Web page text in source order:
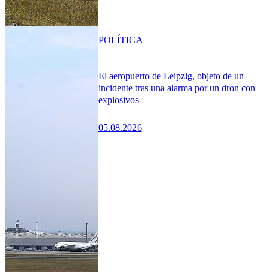
El aeropuerto de Leipzig, objeto de un
incidente tras una alarma por un dron con
explosivos
05.08.2026
POLÍTICA